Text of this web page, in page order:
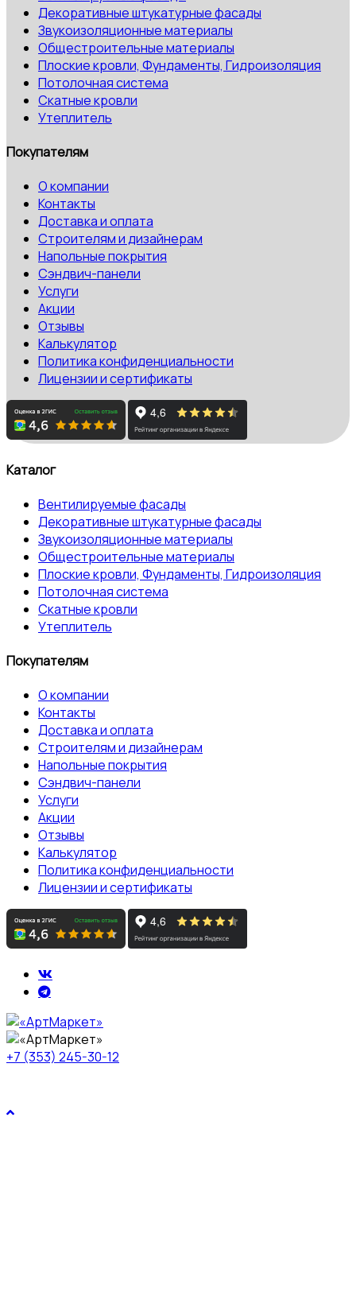
Декоративные штукатурные фасады
Звукоизоляционные материалы
Общестроительные материалы
Плоские кровли, Фундаменты, Гидроизоляция
Потолочная система
Скатные кровли
Утеплитель
Покупателям
О компании
Контакты
Доставка и оплата
Строителям и дизайнерам
Напольные покрытия
Сэндвич-панели
Услуги
Акции
Отзывы
Калькулятор
Политика конфиденциальности
Лицензии и сертификаты
Каталог
Вентилируемые фасады
Декоративные штукатурные фасады
Звукоизоляционные материалы
Общестроительные материалы
Плоские кровли, Фундаменты, Гидроизоляция
Потолочная система
Скатные кровли
Утеплитель
Покупателям
О компании
Контакты
Доставка и оплата
Строителям и дизайнерам
Напольные покрытия
Сэндвич-панели
Услуги
Акции
Отзывы
Калькулятор
Политика конфиденциальности
Лицензии и сертификаты
+7 (353) 245-30-12